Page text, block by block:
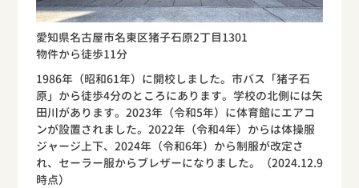
愛知県名古屋市名東区猪子石原2丁目1301
物件から徒歩11分
1986年（昭和61年）に開校しました。市バス「猪子石
原」から徒歩4分のところにあります。学校の北側には矢
田川があります。2023年（令和5年）に体育館にエアコ
ンが設置されました。2022年（令和4年）からは体操服
ジャージ上下、2024年（令和6年）から制服が改定さ
れ、セーラー服からブレザーになりました。（2024.12.9
時点）